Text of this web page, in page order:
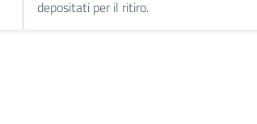
depositati per il ritiro.